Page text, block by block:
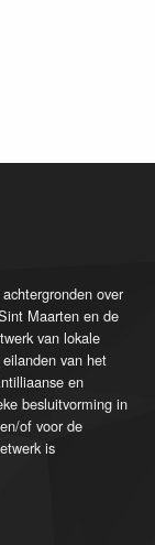
over
Maarten en de
van lokale
van het
en
besluitvorming in
of voor de
is